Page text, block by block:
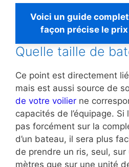
Voici un guide
façon précise le prix
Quelle taille de
Ce point est directement
mais est aussi source de
de votre voilier ne
capacités de l’équipage.
pas forcément sur la
d’un bateau, il sera plus
de prendre un ris, seul, sur
mètres que sur une unité